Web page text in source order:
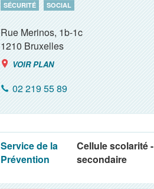
SÉCURITÉ
SOCIAL
Rue Merinos, 1b-1c
1210Bruxelles
VOIR PLAN
02 219 55 89
Service de la
Prévention
Cellule scolarité -
secondaire